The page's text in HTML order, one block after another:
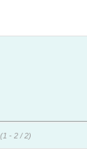
(1 - 2 / 2)